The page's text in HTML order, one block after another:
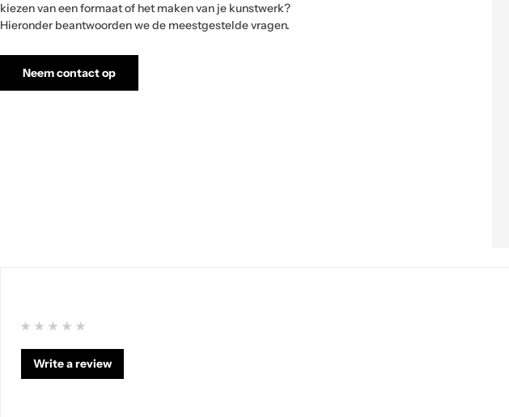
5kiezen van een formaat of het maken van je kunstwerk?
Hieronder beantwoorden we de meestgestelde vragen.
Neem contact op
Write a review